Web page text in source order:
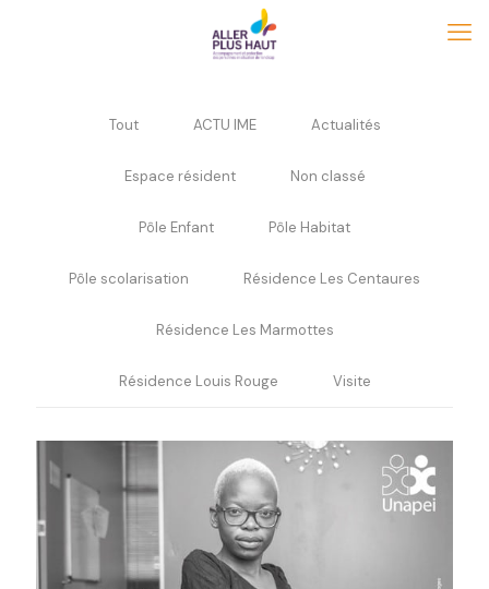
Tout ACTU IME Actualités
Espace résident Non classé
Pôle Enfant Pôle Habitat
Pôle scolarisation Résidence Les Centaures
Résidence Les Marmottes
Résidence Louis Rouge Visite